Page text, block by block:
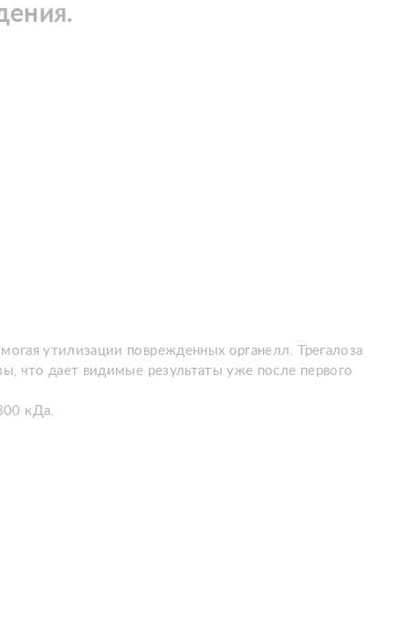
утилизации поврежденных органелл. Трегалоза
что дает видимые результаты уже после первого
кДа.